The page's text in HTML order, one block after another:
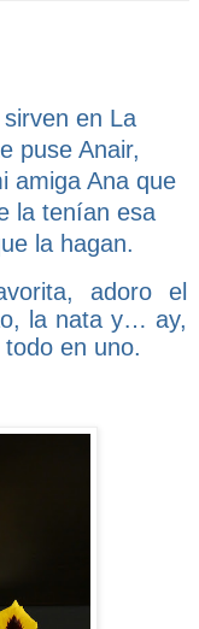
en La
puse Anair,
amiga Ana que
la tenían esa
la hagan.
adoro el
la nata y… ay,
en uno.